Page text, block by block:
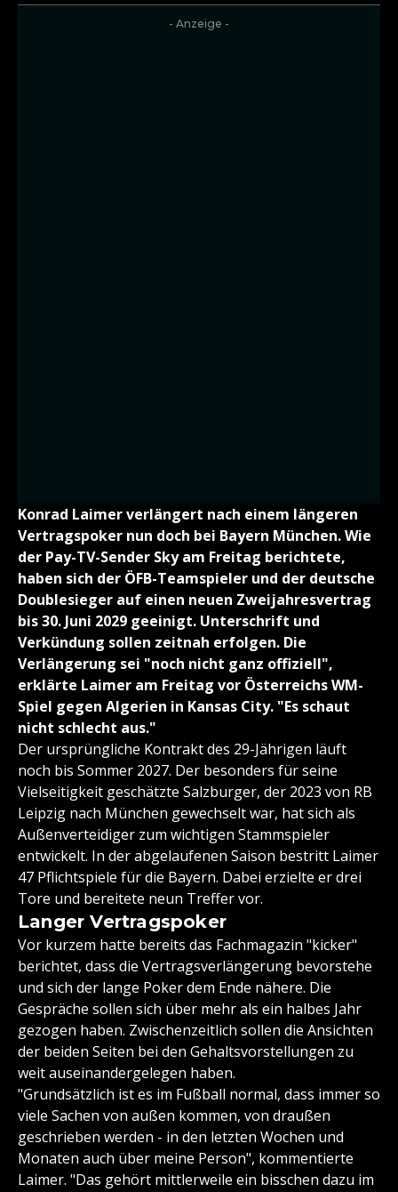
- Anzeige -
Konrad Laimer verlängert nach einem längeren
Vertragspoker nun doch bei Bayern München. Wie
der Pay-TV-Sender Sky am Freitag berichtete,
haben sich der ÖFB-Teamspieler und der deutsche
Doublesieger auf einen neuen Zweijahresvertrag
bis 30. Juni 2029 geeinigt. Unterschrift und
Verkündung sollen zeitnah erfolgen. Die
Verlängerung sei "noch nicht ganz offiziell",
erklärte Laimer am Freitag vor Österreichs WM-
Spiel gegen Algerien in Kansas City. "Es schaut
nicht schlecht aus."
Der ursprüngliche Kontrakt des 29-Jährigen läuft
noch bis Sommer 2027. Der besonders für seine
Vielseitigkeit geschätzte Salzburger, der 2023 von RB
Leipzig nach München gewechselt war, hat sich als
Außenverteidiger zum wichtigen Stammspieler
entwickelt. In der abgelaufenen Saison bestritt Laimer
47 Pflichtspiele für die Bayern. Dabei erzielte er drei
Tore und bereitete neun Treffer vor.
Langer Vertragspoker
Vor kurzem hatte bereits das Fachmagazin "kicker"
berichtet, dass die Vertragsverlängerung bevorstehe
und sich der lange Poker dem Ende nähere. Die
Gespräche sollen sich über mehr als ein halbes Jahr
gezogen haben. Zwischenzeitlich sollen die Ansichten
der beiden Seiten bei den Gehaltsvorstellungen zu
weit auseinandergelegen haben.
"Grundsätzlich ist es im Fußball normal, dass immer so
viele Sachen von außen kommen, von draußen
geschrieben werden - in den letzten Wochen und
Monaten auch über meine Person", kommentierte
Laimer. "Das gehört mittlerweile ein bisschen dazu im